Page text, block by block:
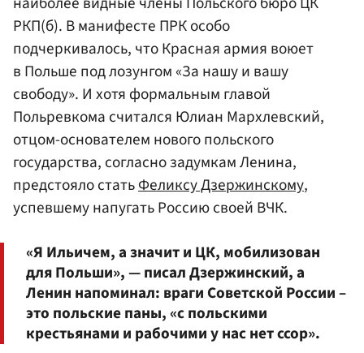
РКП(б). В манифесте ПРК особо
подчеркивалось, что Красная армия воюет
в Польше под лозунгом «За нашу и вашу
свободу». И хотя формальным главой
Польревкома считался Юлиан Мархлевский,
отцом-основателем нового польского
государства, согласно задумкам Ленина,
предстояло статьФеликсу Дзержинскому,
успевшему напугать Россию своей ВЧК.
«Я Ильичем, а значит и ЦК, мобилизован
для Польши», — писал Дзержинский, а
Ленин напоминал: враги Советской России –
это польские паны, «с польскими
крестьянами и рабочими у нас нет ссор».